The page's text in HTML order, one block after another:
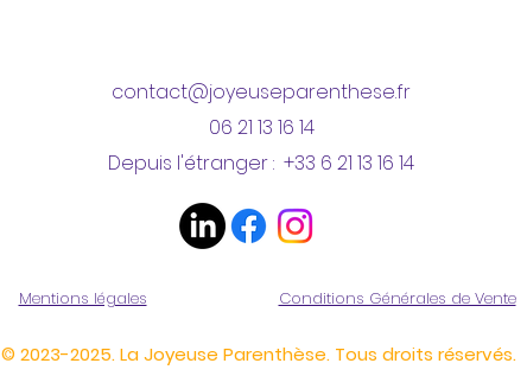
contact@joyeuseparenthese.fr
06 21 13 16 14
Depuis l'étranger : +33 6 21 13 16 14
Mentions légales Conditions Générales de Vente
© 2023-2025. La Joyeuse Parenthèse. Tous droits réservés.